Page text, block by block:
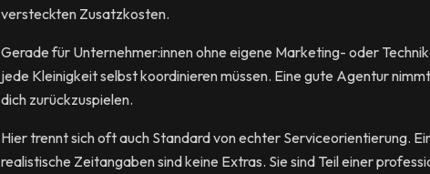
versteckten Zusatzkosten.
Gerade für Unternehmer:innen ohne eigene Marketing- oder
jede Kleinigkeit selbst koordinieren müssen. Eine gute Agentur
dich zurückzuspielen.
Hier trennt sich oft auch Standard von echter Serviceorientierung.
realistische Zeitangaben sind keine Extras. Sie sind Teil einer